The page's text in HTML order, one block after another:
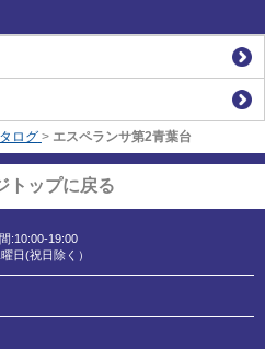
ログ > エスペランサ第2青葉台
トップに戻る
:10:00-19:00
日(祝日除く）